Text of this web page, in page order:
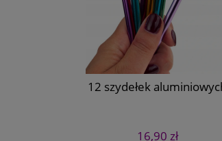
12 szydełek
16,90 zł